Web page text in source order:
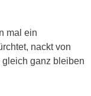
mal ein
nackt von
ganz bleiben